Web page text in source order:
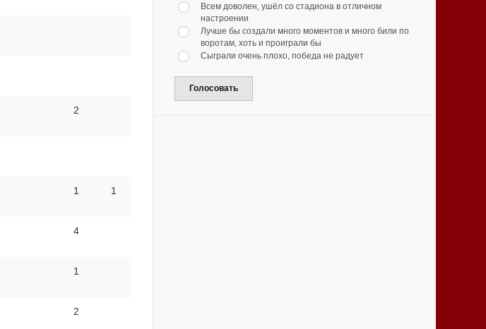
2
1 1
4
1
2
Всем доволен, ушёл со стадиона в отличном
настроении
Лучше бы создали много моментов и много били по
воротам, хоть и проиграли бы
Сыграли очень плохо, победа не радует
Голосовать